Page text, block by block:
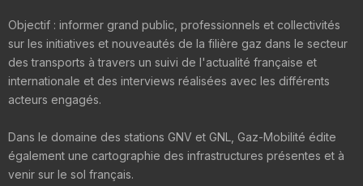
Objectif : informer grand public, professionnels et collectivités
sur les initiatives et nouveautés de la filière gaz dans le secteur
des transports à travers un suivi de l'actualité française et
internationale et des interviews réalisées avec les différents
acteurs engagés.
Dans le domaine des stations GNV et GNL, Gaz-Mobilité édite
également une cartographie des infrastructures présentes et à
venir sur le sol français.